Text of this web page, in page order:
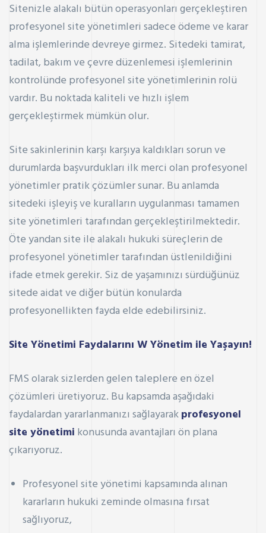
Sitenizle alakalı bütün operasyonları gerçekleştiren
profesyonel site yönetimleri sadece ödeme ve karar
alma işlemlerinde devreye girmez. Sitedeki tamirat,
tadilat, bakım ve çevre düzenlemesi işlemlerinin
kontrolünde profesyonel site yönetimlerinin rolü
vardır. Bu noktada kaliteli ve hızlı işlem
gerçekleştirmek mümkün olur.
Site sakinlerinin karşı karşıya kaldıkları sorun ve
durumlarda başvurdukları ilk merci olan profesyonel
yönetimler pratik çözümler sunar. Bu anlamda
sitedeki işleyiş ve kuralların uygulanması tamamen
site yönetimleri tarafından gerçekleştirilmektedir.
Öte yandan site ile alakalı hukuki süreçlerin de
profesyonel yönetimler tarafından üstlenildiğini
ifade etmek gerekir. Siz de yaşamınızı sürdüğünüz
sitede aidat ve diğer bütün konularda
profesyonellikten fayda elde edebilirsiniz.
Site Yönetimi Faydalarını W Yönetim ile Yaşayın!
FMS olarak sizlerden gelen taleplere en özel
çözümleri üretiyoruz. Bu kapsamda aşağıdaki
faydalardan yararlanmanızı sağlayarakprofesyonel
site yönetimi konusunda avantajları ön plana
çıkarıyoruz.
Profesyonel site yönetimi kapsamında alınan
kararların hukuki zeminde olmasına fırsat
sağlıyoruz,